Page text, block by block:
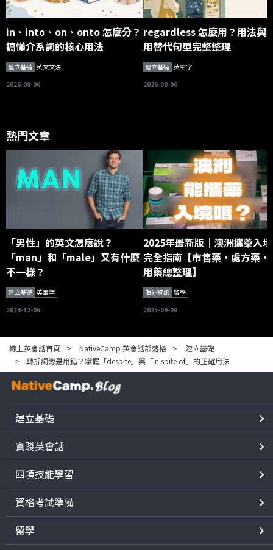
in、into、on、onto 怎麼分？
搞懂介系詞的核心用法
建立基礎 英文文法
2026-08-06
regardless 怎麼用？用法與
用替代句型完整整理
建立基礎 英單字
2026-08-06
熱門文章
「男性」的英文怎麼說？
「man」和「male」又有什麼
不一樣？
建立基礎 英單字
2024-12-06
2025年最新版｜澳洲攜藥入境
完全指南【市售藥・處方藥・
用藥總整理】
海外資訊 留學
2025-09-09
線上英會話首頁 NativeCamp 英會話部落格
建立基礎
轉折詞總是用錯？掌握「despite」與「in spite of」的正確用法
建立基礎
實踐英會話
四項技能學習
資格考試準備
留學